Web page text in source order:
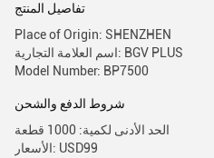
تفاصيل المنتج
Place of Origin: SHENZHEN
اسم العلامة التجارية: BGV PLUS
Model Number: BP7500
شروط الدفع والشحن
الحد الأدنى لكمية: 1000 قطعة
الأسعار: USD99